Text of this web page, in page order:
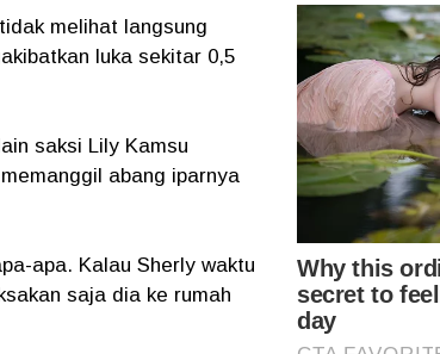
melihat langsung
luka sekitar 0,5
saksi Lily Kamsu
abang iparnya
apa. Kalau Sherly waktu
saja dia ke rumah